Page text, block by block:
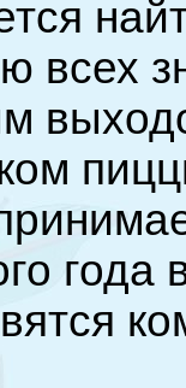
всех
года